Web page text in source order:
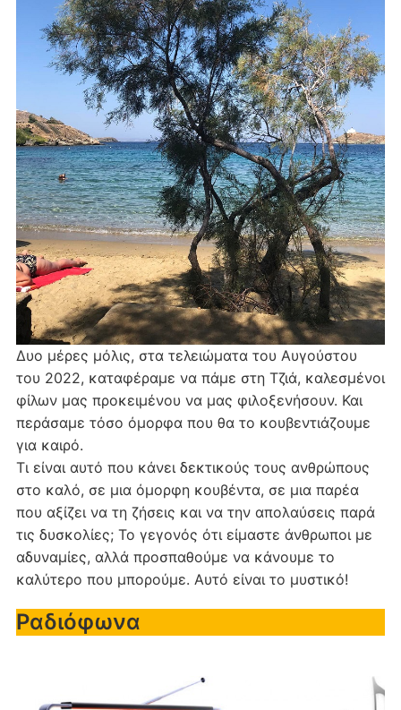
Δυο μέρες μόλις, στα τελειώματα του Αυγούστου
του 2022, καταφέραμε να πάμε στη Τζιά, καλεσμένοι
φίλων μας προκειμένου να μας φιλοξενήσουν. Και
περάσαμε τόσο όμορφα που θα το κουβεντιάζουμε
για καιρό.
Τι είναι αυτό που κάνει δεκτικούς τους ανθρώπους
στο καλό, σε μια όμορφη κουβέντα, σε μια παρέα
που αξίζει να τη ζήσεις και να την απολαύσεις παρά
τις δυσκολίες; Το γεγονός ότι είμαστε άνθρωποι με
αδυναμίες, αλλά προσπαθούμε να κάνουμε το
καλύτερο που μπορούμε. Αυτό είναι το μυστικό!
Ραδιόφωνα